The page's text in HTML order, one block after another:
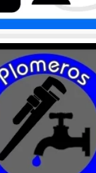
y Lubricantes
de aire
Empresariales